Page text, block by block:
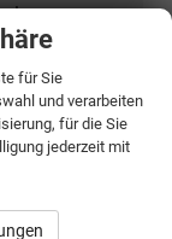
mit
für Sie
und verarbeiten
für die Sie
jederzeit mit